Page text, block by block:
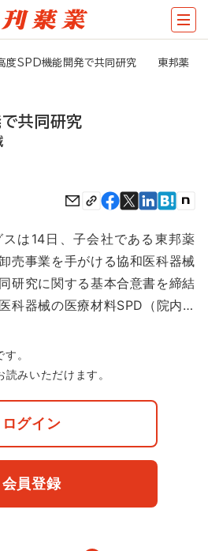
度SPD機能開発で共同研究 東邦薬
共同研究
は14日、子会社である東邦薬
売事業を手がける協和医科器械
研究に関する基本合意書を締結
科器械の医療材料SPD（院内…
。
みいただけます。
ログイン
会員登録